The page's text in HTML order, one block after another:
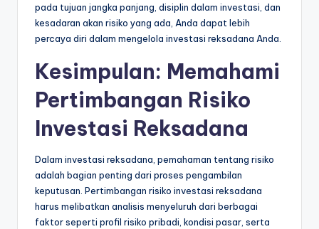
pada tujuan jangka panjang, disiplin dalam investasi, dan
kesadaran akan risiko yang ada, Anda dapat lebih
percaya diri dalam mengelola investasi reksadana Anda.
Kesimpulan: Memahami
Pertimbangan Risiko
Investasi Reksadana
Dalam investasi reksadana, pemahaman tentang risiko
adalah bagian penting dari proses pengambilan
keputusan. Pertimbangan risiko investasi reksadana
harus melibatkan analisis menyeluruh dari berbagai
faktor seperti profil risiko pribadi, kondisi pasar, serta